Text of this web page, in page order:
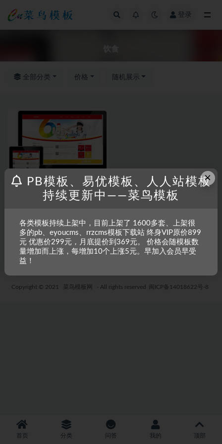
登录
全部分类 价格 随机展示
RRZCMS模板
(响应式)
5 年前 48 19.9
Copyright © 2021 菜鸟模板网 - All rights reserved 闽ICP备14018622号-8
首页 分类 问答 我的 顶部
×
PB模板、易优模板、人人站模板
持续更新中——菜鸟模板
各类模板持续上架中，目前上架了 1600多套、上架很
多的pb、eyoucms、rrzcms模板下载站 终身VIP原价899
元 优惠价299元，月底提价到369元。 价格会随模板数
量增加而上涨，每增加10个上涨5元。早加入会员早受
益！